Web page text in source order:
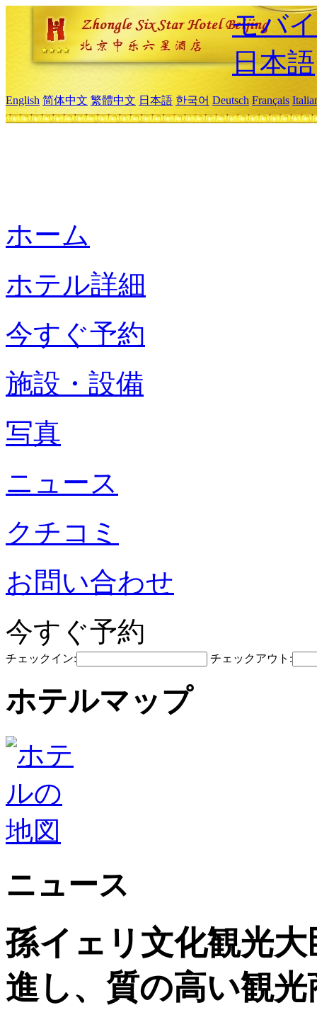
モバ
日本語
English 简体中文 繁體中文 日本語 한국어 Deutsch Français
ホーム
ホテル詳細
今すぐ予約
施設・設備
写真
ニュース
クチコミ
お問い合わせ
今すぐ予約
チェックイン: チェックアウト:
ホテルマップ
ニュース
孫イェリ文化観光
進し、質の高い観